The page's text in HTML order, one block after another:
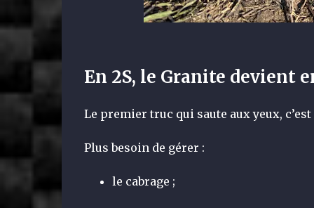
En 2S, le Granite devient
Le premier truc qui saute aux yeux,
Plus besoin de gérer :
le cabrage ;